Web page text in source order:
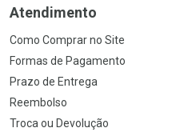
Atendimento
Como Comprar no Site
Formas de Pagamento
Prazo de Entrega
Reembolso
Troca ou Devolução